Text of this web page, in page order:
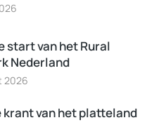
start van het Rural
Nederland
2026
krant van het platteland